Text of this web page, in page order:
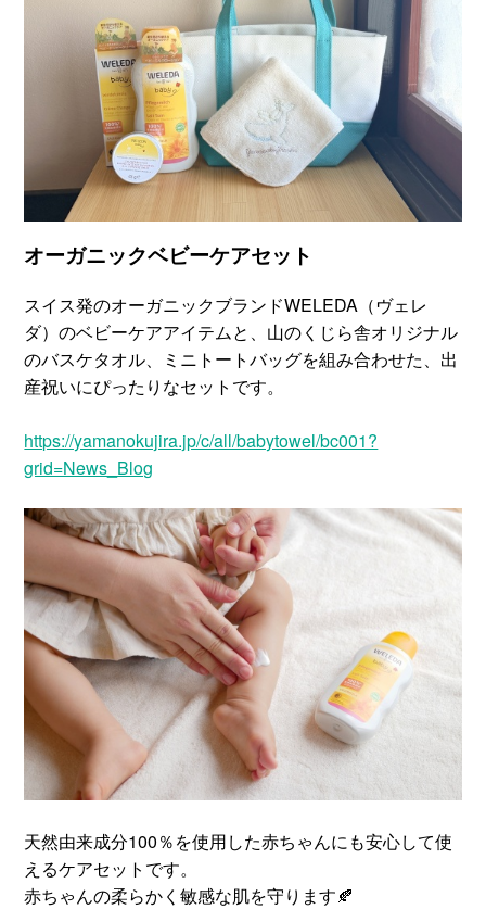
オーガニックベビーケアセット
スイス発のオーガニックブランドWELEDA（ヴェレ
ダ）のベビーケアアイテムと、山のくじら舎オリジナル
のバスケタオル、ミニトートバッグを組み合わせた、出
産祝いにぴったりなセットです。
https://yamanokujira.jp/c/all/babytowel/bc001?
grid=News_Blog
天然由来成分100％を使用した赤ちゃんにも安心して使
えるケアセットです。
赤ちゃんの柔らかく敏感な肌を守ります🍂